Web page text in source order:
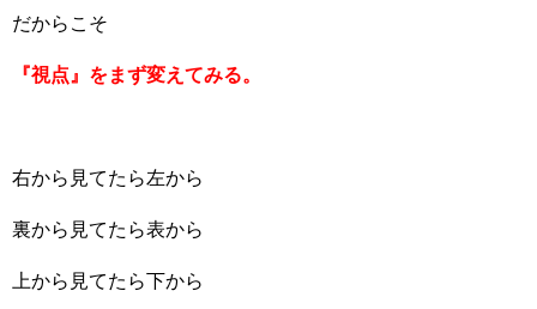
だからこそ
『視点』をまず変えてみる。
右から見てたら左から
裏から見てたら表から
上から見てたら下から